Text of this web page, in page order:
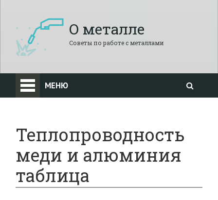
О металле
Советы по работе с металлами
МЕНЮ
Теплопроводность
меди и алюминия
таблица